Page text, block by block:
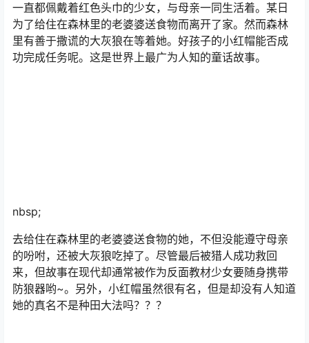
一直都佩戴着红色头巾的少女，与母亲一同生活着。某日
为了给住在森林里的老婆婆送食物而离开了家。然而森林
里有善于撒谎的大灰狼在等着她。好孩子的小红帽能否成
功完成任务呢。这是世界上最广为人知的童话故事。
nbsp;
去给住在森林里的老婆婆送食物的她，不但没能遵守母亲
的吩咐，还被大灰狼吃掉了。尽管最后被猎人成功救回
来，但故事在现代却通常被作为反面教材少女要随身携带
防狼器哟~。另外，小红帽虽然很有名，但是却没有人知道
她的真名不是种田大法吗？？？